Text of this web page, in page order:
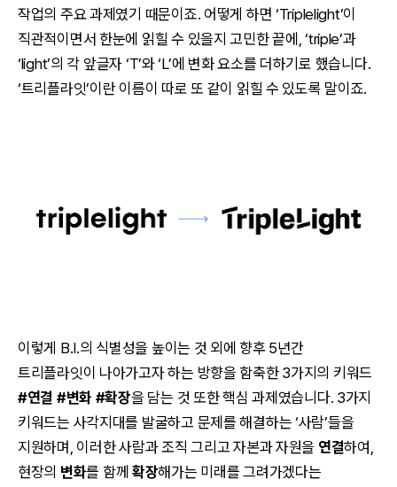
작업의 주요 과제였기 때문이죠. 어떻게 하면 ‘Triplelight’이
직관적이면서 한눈에 읽힐 수 있을지 고민한 끝에, ‘triple’과
‘light’의 각 앞글자 ‘T’와 ‘L’에 변화 요소를 더하기로 했습니다.
‘트리플라잇’이란 이름이 따로 또 같이 읽힐 수 있도록 말이죠.
이렇게 B.I.의 식별성을 높이는 것 외에 향후 5년간
트리플라잇이 나아가고자 하는 방향을 함축한 3가지의 키워드
#연결 #변화 #확장을 담는 것 또한 핵심 과제였습니다. 3가지
키워드는 사각지대를 발굴하고 문제를 해결하는 ‘사람’들을
지원하며, 이러한 사람과 조직 그리고 자본과 자원을 연결하여,
현장의 변화를 함께 확장해가는 미래를 그려가겠다는